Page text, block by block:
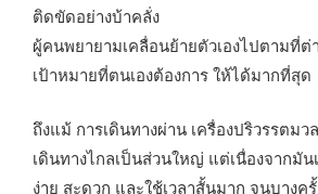
ติดขัดอย่างบ้าคลั่ง
ผู้คนพยายามเคลื่อนย้ายตัวเองไปตามที่ต่
เป้าหมายที่ตนเองต้องการ ให้ได้มากที่สุด
ถึงแม้ การเดินทางผ่าน เครื่องปริวรรตมว
เดินทางไกลเป็นส่วนใหญ่ แต่เนื่องจากมัน
ง่าย สะดวก และใช้เวลาสั้นมาก จนบาง